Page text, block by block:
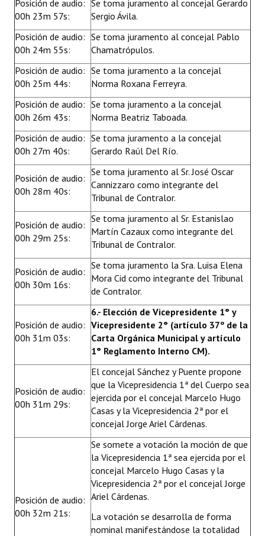
Posición de audio:
00h 23m 57s:
Se toma juramento al concejal Gerardo
Sergio Ávila.
Posición de audio:
00h 24m 55s:
Se toma juramento al concejal Pablo
Chamatrópulos.
Posición de audio:
00h 25m 44s:
Se toma juramento a la concejal
Norma Roxana Ferreyra.
Posición de audio:
00h 26m 43s:
Se toma juramento a la concejal
Norma Beatriz Taboada.
Posición de audio:
00h 27m 40s:
Se toma juramento a la concejal
Gerardo Raúl Del Río.
Posición de audio:
00h 28m 40s:
Se toma juramento al Sr. José Oscar
Cannizzaro como integrante del
Tribunal de Contralor.
Posición de audio:
00h 29m 25s:
Se toma juramento al Sr. Estanislao
Martín Cazaux como integrante del
Tribunal de Contralor.
Posición de audio:
00h 30m 16s:
Se toma juramento la Sra. Luisa Elena
Mora Cid como integrante del Tribunal
de Contralor.
Posición de audio:
00h 31m 03s:
6.- Elección de Vicepresidente 1° y
Vicepresidente 2° (artículo 37º de la
Carta Orgánica Municipal y artículo
1° Reglamento Interno CM).
Posición de audio:
00h 31m 29s:
El concejal Sánchez y Puente propone
que la Vicepresidencia 1ª del Cuerpo sea
ejercida por el concejal Marcelo Hugo
Casas y la Vicepresidencia 2ª por el
concejal Jorge Ariel Cárdenas.
Posición de audio:
00h 32m 21s:
Se somete a votación la moción de que
la Vicepresidencia 1ª sea ejercida por el
concejal Marcelo Hugo Casas y la
Vicepresidencia 2ª por el concejal Jorge
Ariel Cárdenas.
La votación se desarrolla de forma
nominal manifestándose la totalidad